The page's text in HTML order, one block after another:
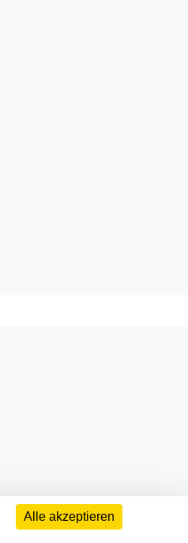
Alle akzeptieren